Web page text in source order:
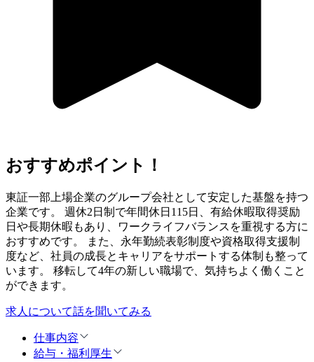
おすすめポイント！
東証一部上場企業のグループ会社として安定した基盤を持つ
企業です。 週休2日制で年間休日115日、有給休暇取得奨励
日や長期休暇もあり、ワークライフバランスを重視する方に
おすすめです。 また、永年勤続表彰制度や資格取得支援制
度など、社員の成長とキャリアをサポートする体制も整って
います。 移転して4年の新しい職場で、気持ちよく働くこと
ができます。
求人について話を聞いてみる
仕事内容
給与・福利厚生